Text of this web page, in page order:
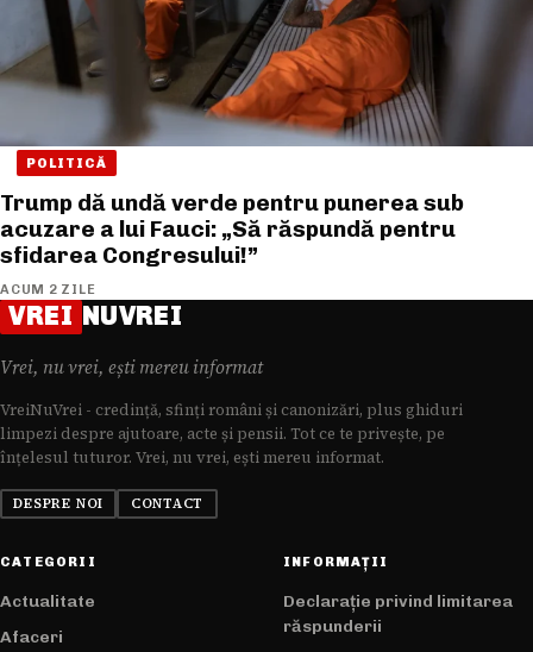
POLITICĂ
Trump dă undă verde pentru punerea sub
acuzare a lui Fauci: „Să răspundă pentru
sfidarea Congresului!”
ACUM 2 ZILE
VREI NUVREI
Vrei, nu vrei, ești mereu informat
VreiNuVrei - credință, sfinți români și canonizări, plus ghiduri
limpezi despre ajutoare, acte și pensii. Tot ce te privește, pe
înțelesul tuturor. Vrei, nu vrei, ești mereu informat.
DESPRE NOI CONTACT
CATEGORII
Actualitate
Afaceri
INFORMAȚII
Declarație privind limitarea
răspunderii